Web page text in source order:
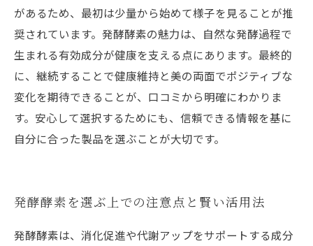
があるため、最初は少量から始めて様子を見ることが推
奨されています。発酵酵素の魅力は、自然な発酵過程で
生まれる有効成分が健康を支える点にあります。最終的
に、継続することで健康維持と美の両面でポジティブな
変化を期待できることが、口コミから明確にわかりま
す。安心して選択するためにも、信頼できる情報を基に
自分に合った製品を選ぶことが大切です。
発酵酵素を選ぶ上での注意点と賢い活用法
発酵酵素は、消化促進や代謝アップをサポートする成分